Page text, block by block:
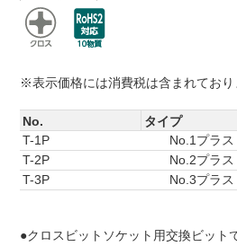
※表示価格には消費税は含まれており
No. タイプ
T-1P
No.1プラス
T-2P
No.2プラス
T-3P
No.3プラス
●クロスビットソケット用交換ビット